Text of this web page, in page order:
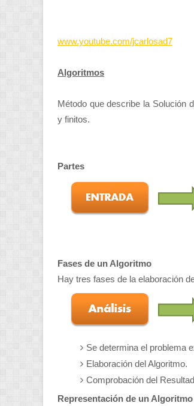
www.youtube.com/jcarlosad7
Algoritmos
Método que describe la Solución
y finitos.
Partes
Fases de un Algoritmo
Hay tres fases de la elaboración
Se determina el problema
Elaboración del Algoritmo.
Comprobación del
Representación de un Algoritmo